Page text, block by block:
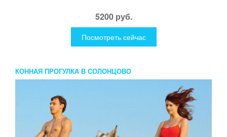
5200 руб.
Посмотреть сейчас
КОННАЯ ПРОГУЛКА В СОЛОНЦОВО